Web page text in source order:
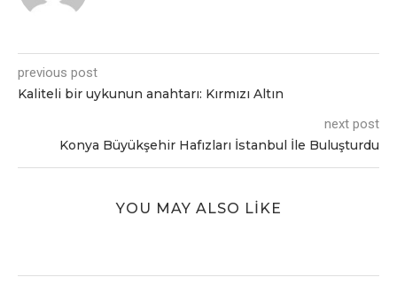
previous post
Kaliteli bir uykunun anahtarı: Kırmızı Altın
next post
Konya Büyükşehir Hafızları İstanbul İle Buluşturdu
YOU MAY ALSO LIKE